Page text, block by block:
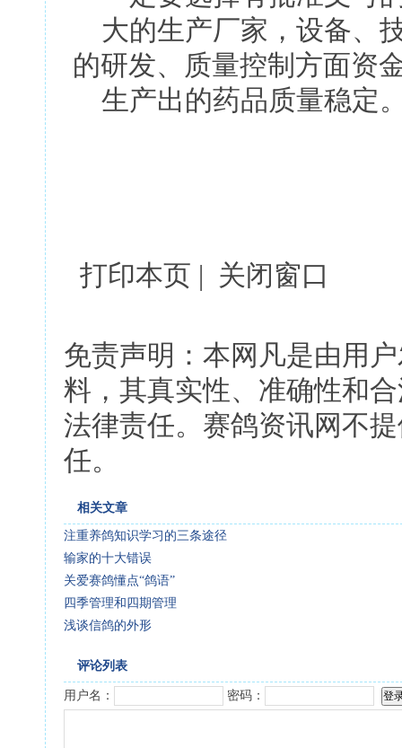
大的生产厂家，设备、
的研发、质量控制方面资
生产出的药品质量稳定
打印本页 | 关闭窗口
免责声明：本网凡是由用
料，其真实性、准确性和
法律责任。赛鸽资讯网不
任。
相关文章
注重养鸽知识学习的三条途径
输家的十大错误
关爱赛鸽懂点“鸽语”
四季管理和四期管理
浅谈信鸽的外形
评论列表
用户名： 密码：